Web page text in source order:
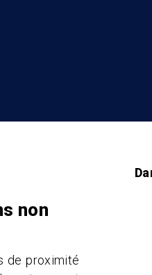
non
de proximité